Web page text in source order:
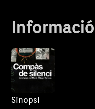
Informació
Sinopsi